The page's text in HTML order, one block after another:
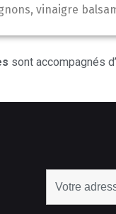
vinaigre
sont accompagnés d’